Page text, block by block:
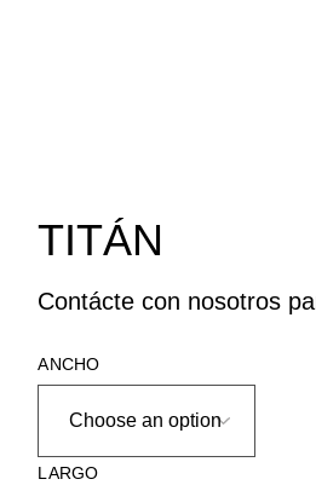
TITÁN
Contácte con nosotros
ANCHO
LARGO